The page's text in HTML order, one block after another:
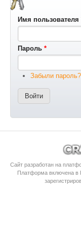
Имя пользователя
Пароль *
Забыли пароль?
Сайт разработан на
Платформа включена в